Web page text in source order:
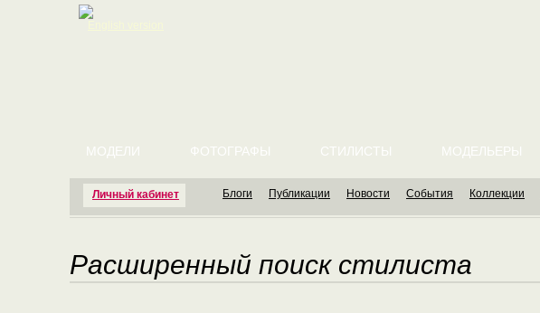
Личный кабинет
МОДЕЛИ ФОТОГРАФЫ СТИЛИСТЫ МОДЕЛЬЕРЫ
Блоги Публикации Новости События Коллекции
Расширенный поиск стилиста